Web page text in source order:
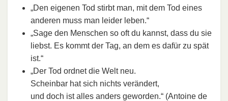
„Den eigenen Tod stirbt man, mit dem Tod eines
anderen muss man leider leben.“
„Sage den Menschen so oft du kannst, dass du sie
liebst. Es kommt der Tag, an dem es dafür zu spät
ist.“
„Der Tod ordnet die Welt neu.
Scheinbar hat sich nichts verändert,
und doch ist alles anders geworden.“ (Antoine de